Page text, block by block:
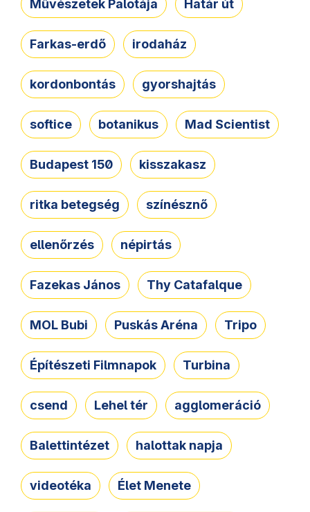
Művészetek Palotája Határ út
Farkas-erdő irodaház
kordonbontás gyorshajtás
softice botanikus Mad Scientist
Budapest 150 kisszakasz
ritka betegség színésznő
ellenőrzés népirtás
Fazekas János Thy Catafalque
MOL Bubi Puskás Aréna Tripo
Építészeti Filmnapok Turbina
csend Lehel tér agglomeráció
Balettintézet halottak napja
videotéka Élet Menete